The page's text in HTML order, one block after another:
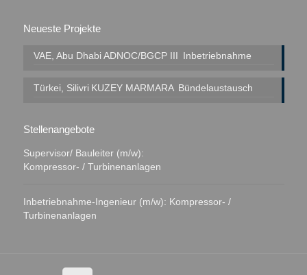
Neueste Projekte
VAE, Abu Dhabi ADNOC/BGCP III Inbetriebnahme
Türkei, Silivri KUZEY MARMARA Bündelaustausch
Stellenangebote
Supervisor/ Bauleiter (m/w):
Kompressor- / Turbinenanlagen
Inbetriebnahme-Ingenieur (m/w): Kompressor- /
Turbinenanlagen